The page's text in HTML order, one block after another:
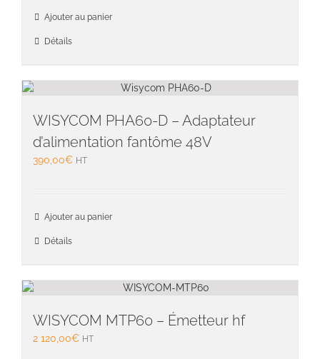
Ajouter au panier
Détails
WISYCOM PHA60-D – Adaptateur
d’alimentation fantôme 48V
390,00€ HT
Ajouter au panier
Détails
WISYCOM MTP60 – Émetteur hf
2 120,00€ HT